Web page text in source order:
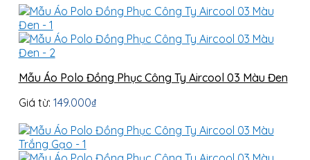
Mẫu Áo Polo Đồng Phục Công Ty Aircool 03 Màu Đen
Giá từ: 149.000₫